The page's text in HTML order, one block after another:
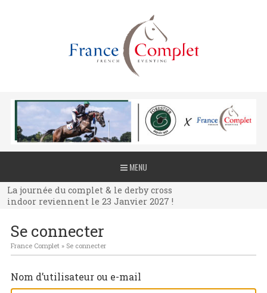
MENU
La journée du complet & le derby cross
indoor reviennent le 23 Janvier 2027 !
La journée du complet & le derby cross
indoor reviennent le 23 Janvier 2027 !
indoor reviennent le 23 Janvier 2027 !
Se connecter
France Complet» Se connecter
Nom d’utilisateur ou e-mail